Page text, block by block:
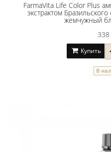
FarmaVita Life Color Plus
экстрактом
жемчужный
338
Купить
В